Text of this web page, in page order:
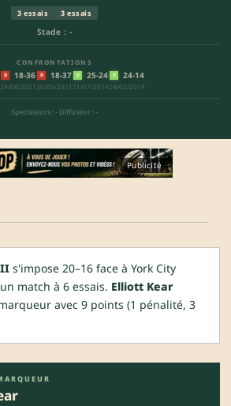
Stade : -
3 essais 3 essais
CONFRONTATIONS
D 18-36
29/08/2021
D 18-37
30/05/2021
V 25-24
21/07/2019
V 24-14
24/02/2019
Spectateurs : - Diffuseur : -
Publicité
s'impose 20–16 face à York City
match à 6 essais. Elliott Kear
avec 9 points (1 pénalité, 3